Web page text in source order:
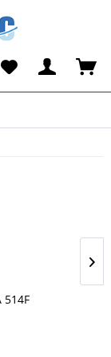
514F